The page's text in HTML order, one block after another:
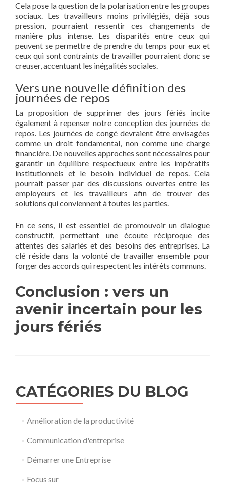
Cela pose la question de la polarisation entre les groupes
sociaux. Les travailleurs moins privilégiés, déjà sous
pression, pourraient ressentir ces changements de
manière plus intense. Les disparités entre ceux qui
peuvent se permettre de prendre du temps pour eux et
ceux qui sont contraints de travailler pourraient donc se
creuser, accentuant les inégalités sociales.
Vers une nouvelle définition des
journées de repos
La proposition de supprimer des jours fériés incite
également à repenser notre conception des journées de
repos. Les journées de congé devraient être envisagées
comme un droit fondamental, non comme une charge
financière. De nouvelles approches sont nécessaires pour
garantir un équilibre respectueux entre les impératifs
institutionnels et le besoin individuel de repos. Cela
pourrait passer par des discussions ouvertes entre les
employeurs et les travailleurs afin de trouver des
solutions qui conviennent à toutes les parties.
En ce sens, il est essentiel de promouvoir un dialogue
constructif, permettant une écoute réciproque des
attentes des salariés et des besoins des entreprises. La
clé réside dans la volonté de travailler ensemble pour
forger des accords qui respectent les intérêts communs.
Conclusion : vers un
avenir incertain pour les
jours fériés
CATÉGORIES DU BLOG
Amélioration de la productivité
Communication d'entreprise
Démarrer une Entreprise
Focus sur